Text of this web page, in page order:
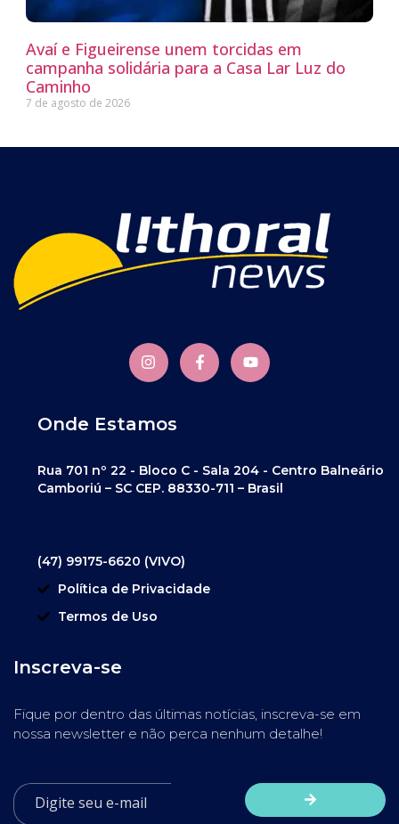
Avaí e Figueirense unem torcidas em
campanha solidária para a Casa Lar Luz do
Caminho
7 de agosto de 2026
Onde Estamos
Rua 701 nº 22 - Bloco C - Sala 204 - Centro Balneário
Camboriú – SC CEP. 88330-711 – Brasil
(47) 99175-6620 (VIVO)
Política de Privacidade
Termos de Uso
Inscreva-se
Fique por dentro das últimas notícias, inscreva-se em
nossa newsletter e não perca nenhum detalhe!